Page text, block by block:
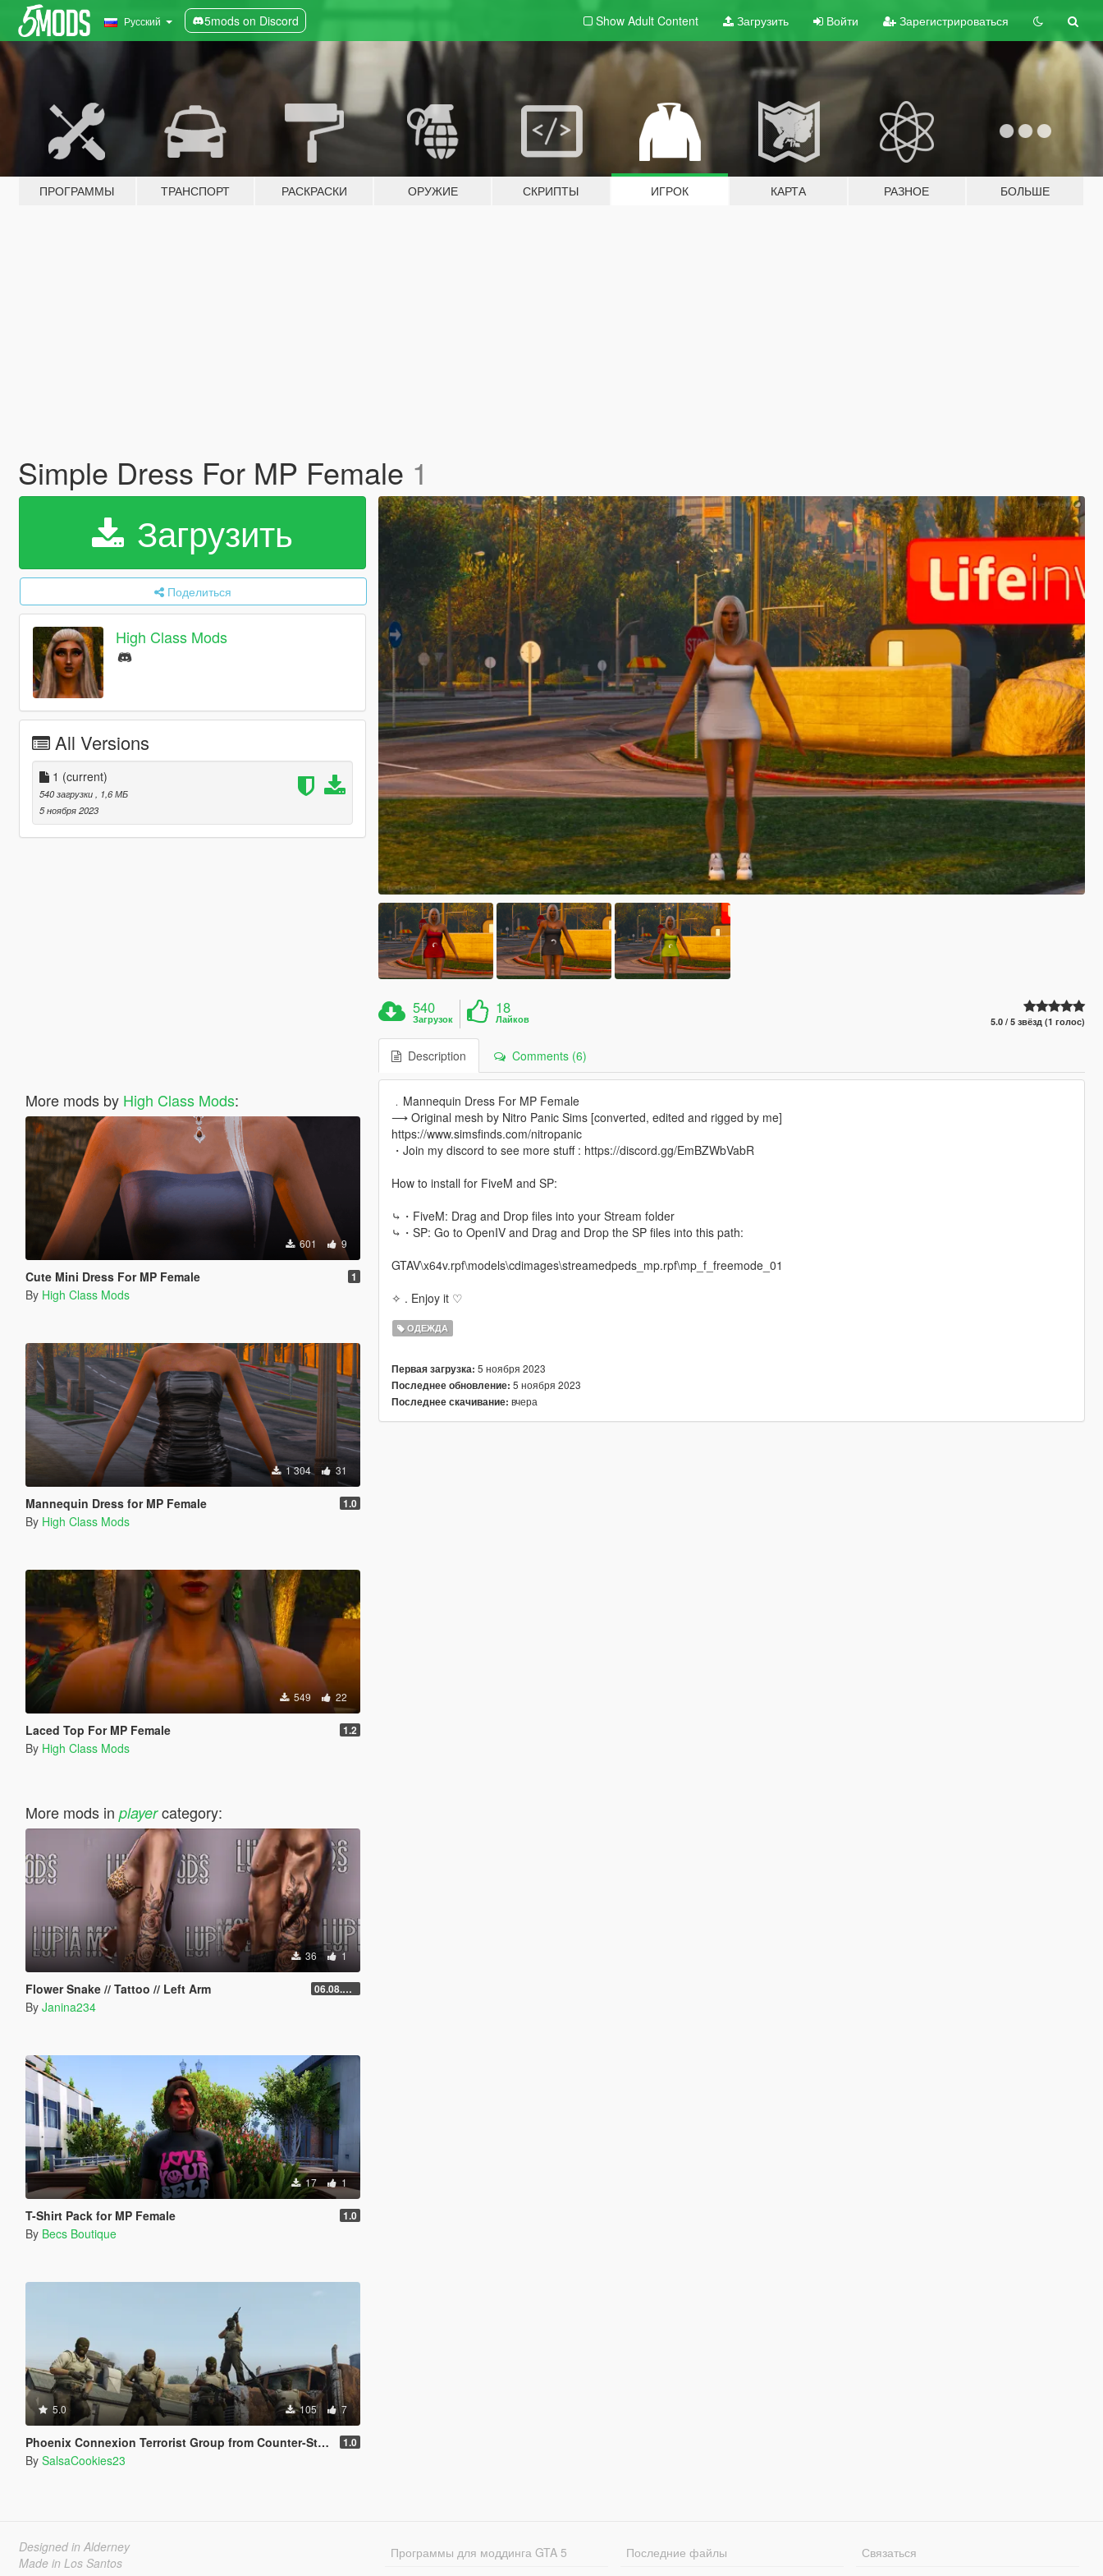
Русский 5mods on Discord Show Adult Content Загрузить Войти Зарегистрироваться
ПРОГРАММЫ ТРАНСПОРТ РАСКРАСКИ ОРУЖИЕ СКРИПТЫ ИГРОК КАРТА РАЗНОЕ БОЛЬШЕ
Simple Dress For MP Female 1
Загрузить
Поделиться
High Class Mods
All Versions
1 (current)
540 загрузки
, 1,6 МБ
5 ноября 2023
More mods by High Class Mods:
601 9
Cute Mini Dress For MP Female 1
By High Class Mods
1 304 31
Mannequin Dress for MP Female 1.0
By High Class Mods
549 22
Laced Top For MP Female 1.2
By High Class Mods
More mods in playercategory:
36 1
Flower Snake // Tattoo // Left Arm 06.08.2026
By Janina234
17 1
T-Shirt Pack for MP Female 1.0
By Becs Boutique
5.0 105 7
Phoenix Connexion Terrorist Group from Counter-Strike: Global Offensive (Shattered Web + Broken Fang skins included) 1.0
By SalsaCookies23
540
Загрузок
18
Лайков 5.0 / 5 звёзд (1 голос)
Description Comments (6)
﹒Mannequin Dress For MP Female
⟶ Original mesh by Nitro Panic Sims [converted, edited and rigged by me]
https://www.simsfinds.com/nitropanic
・Join my discord to see more stuff : https://discord.gg/EmBZWbVabR
How to install for FiveM and SP:
⤷・FiveM: Drag and Drop files into your Stream folder
⤷・SP: Go to OpenIV and Drag and Drop the SP files into this path:
GTAV\x64v.rpf\models\cdimages\streamedpeds_mp.rpf\mp_f_freemode_01
✧ . Enjoy it ♡
ОДЕЖДА
Первая загрузка: 5 ноября 2023
Последнее обновление: 5 ноября 2023
Последнее скачивание: вчера
Designed in Alderney
Made in Los Santos
Программы для моддинга GTA 5
Последние файлы
Связаться